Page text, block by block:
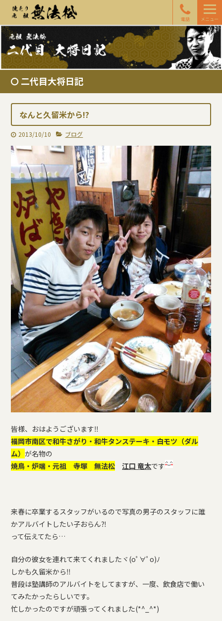
電話 メニュー
二代目大将日記
なんと久留米から!?
2013/10/10 ブログ
皆様、おはようございます‼
福岡市南区で和牛さがり・和牛タンステーキ・白モツ（ダル
ム）が名物の
焼鳥・炉端・元祖 寺塚 無法松
江口 竜太です
来春に卒業するスタッフがいるので写真の男子のスタッフに誰
かアルバイトしたい子おらん⁈
って伝えてたら…
自分の彼女を連れて来てくれましたヾ(oﾟ∀ﾟo)ﾉ
しかも久留米から‼
普段は塾講師のアルバイトをしてますが、一度、飲食店で働い
てみたかったらしいです。
忙しかったのですが頑張ってくれました(*^_^*)